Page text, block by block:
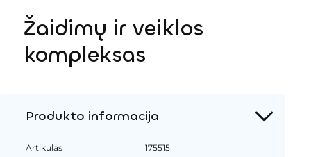
Žaidimų ir veiklos
kompleksas
Produkto informacija
Artikulas
175515